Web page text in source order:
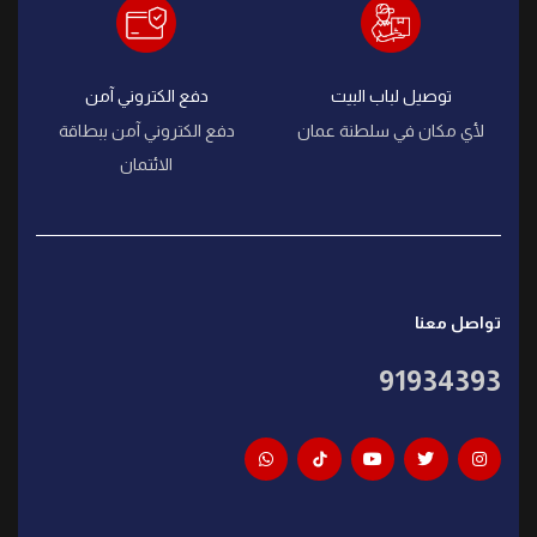
توصيل لباب البيت
لأي مكان في سلطنة عمان
دفع الكتروني آمن
دفع الكتروني آمن ببطاقة
الائتمان
تواصل معنا
91934393